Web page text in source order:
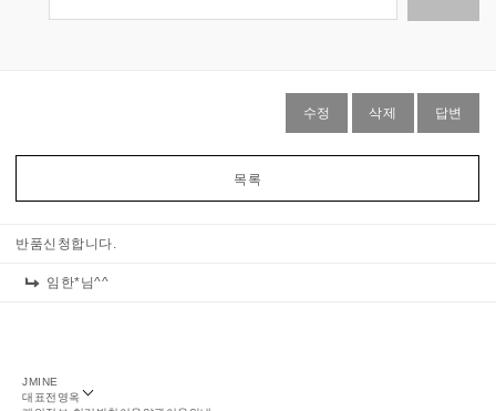
수정 삭제 답변
목록
반품신청합니다.
임한*님^^
JMINE
대표전영옥